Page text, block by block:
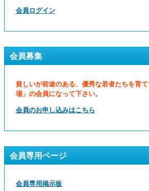
会員ログイン
会員募集
貧しいが前途のある、優秀な若者たちを育
場」の会員になって下さい。
会員のお申し込みはこちら
会員専用ページ
会員専用掲示板